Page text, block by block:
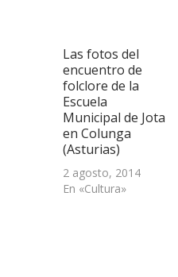
Las fotos del
encuentro de
folclore de la
Escuela
Municipal de Jota
en Colunga
(Asturias)
2 agosto, 2014
En «Cultura»